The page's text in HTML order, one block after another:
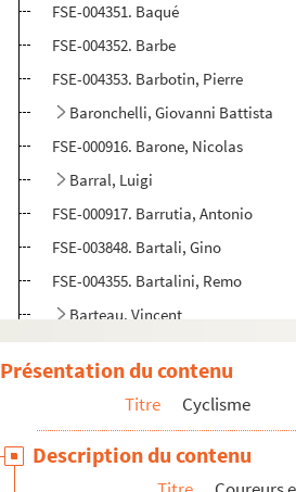
FSE-004351. Baqué
FSE-004352. Barbe
FSE-004353. Barbotin, Pierre
Baronchelli, Giovanni Battista
FSE-000916. Barone, Nicolas
Barral, Luigi
FSE-000917. Barrutia, Antonio
FSE-003848. Bartali, Gino
FSE-004355. Bartalini, Remo
Barteau, Vincent
FSC-000394. Barthe, Stephane
FSE-000919. Barthelemy, Honoré
FSC-000395. Bartlett, Julian
Bartoli, Michele
FSE-000921. Basso, Marino
Présentation du contenu
Titre Cyclisme
Description du contenu